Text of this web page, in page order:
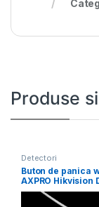
Produse
Detectori
Buton de panica
AXPRO Hikvision
PDEBP1-EG2-
button),